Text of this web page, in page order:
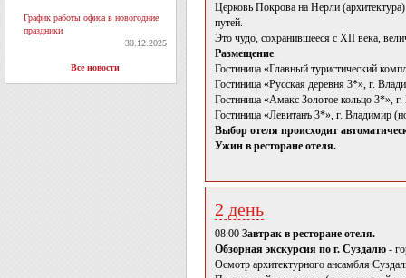
График работы офиса в новогодние
праздники
30.12.2025
Все новости
Церковь Покрова на Нерли
путей.
Это чудо, сохранившееся с ХII века,
Размещение.
Гостиница «Главный туристический
Гостиница «Русская деревня 3*», г.
Гостиница «Амакс Золотое кольцо 3*»,
Гостиница «Левитанъ 3*», г. Владимир
Выбор отеля происходит
Ужин в ресторане отеля.
2 день
08:00 Завтрак в ресторане отеля.
Обзорная экскурсия по г. Суздалю -
Осмотр архитектурного ансамбля